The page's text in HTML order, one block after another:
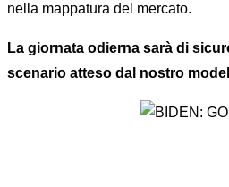
nella mappatura del mercato.
La giornata odierna sarà di
scenario atteso dal nostro